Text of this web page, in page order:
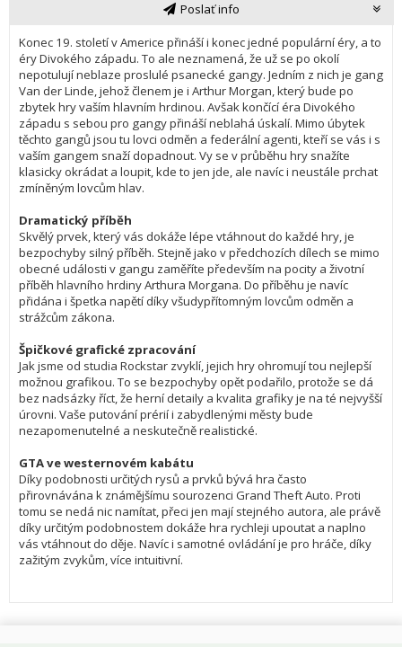
Poslať info
Konec 19. století v Americe přináší i konec jedné populární éry, a to
éry Divokého západu. To ale neznamená, že už se po okolí
nepotulují neblaze proslulé psanecké gangy. Jedním z nich je gang
Van der Linde, jehož členem je i Arthur Morgan, který bude po
zbytek hry vaším hlavním hrdinou. Avšak končící éra Divokého
západu s sebou pro gangy přináší neblahá úskalí. Mimo úbytek
těchto gangů jsou tu lovci odměn a federální agenti, kteří se vás i s
vaším gangem snaží dopadnout. Vy se v průběhu hry snažíte
klasicky okrádat a loupit, kde to jen jde, ale navíc i neustále prchat
zmíněným lovcům hlav.
Dramatický příběh
Skvělý prvek, který vás dokáže lépe vtáhnout do každé hry, je
bezpochyby silný příběh. Stejně jako v předchozích dílech se mimo
obecné události v gangu zaměříte především na pocity a životní
příběh hlavního hrdiny Arthura Morgana. Do příběhu je navíc
přidána i špetka napětí díky všudypřítomným lovcům odměn a
strážcům zákona.
Špičkové grafické zpracování
Jak jsme od studia Rockstar zvyklí, jejich hry ohromují tou nejlepší
možnou grafikou. To se bezpochyby opět podařilo, protože se dá
bez nadsázky říct, že herní detaily a kvalita grafiky je na té nejvyšší
úrovni. Vaše putování prérií i zabydlenými městy bude
nezapomenutelné a neskutečně realistické.
GTA ve westernovém kabátu
Díky podobnosti určitých rysů a prvků bývá hra často
přirovnávána k známějšímu sourozenci Grand Theft Auto. Proti
tomu se nedá nic namítat, přeci jen mají stejného autora, ale právě
díky určitým podobnostem dokáže hra rychleji upoutat a naplno
vás vtáhnout do děje. Navíc i samotné ovládání je pro hráče, díky
zažitým zvykům, více intuitivní.